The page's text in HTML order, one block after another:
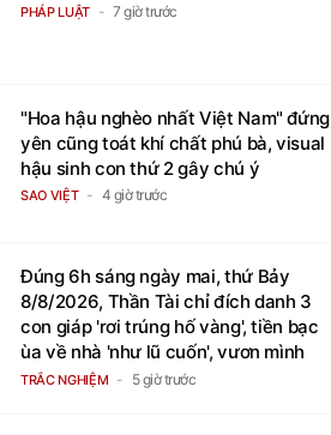
PHÁP LUẬT 7 giờ trước
"Hoa hậu nghèo nhất Việt Nam" đứng
yên cũng toát khí chất phú bà, visual
hậu sinh con thứ 2 gây chú ý
SAO VIỆT 4 giờ trước
Đúng 6h sáng ngày mai, thứ Bảy
8/8/2026, Thần Tài chỉ đích danh 3
con giáp 'rơi trúng hố vàng', tiền bạc
ùa về nhà 'như lũ cuốn', vươn mình
thành đại gia trong phút chốc
TRẮC NGHIỆM 5 giờ trước